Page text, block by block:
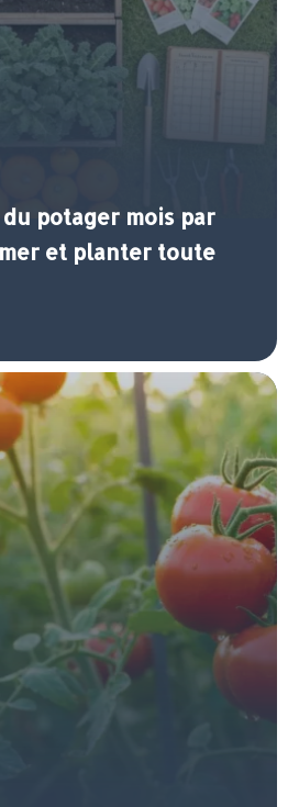
potager mois par
et planter toute